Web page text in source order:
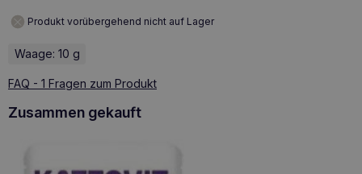
Produkt vorübergehend nicht auf Lager
Waage: 10 g
FAQ - 1 Fragen zum Produkt
Zusammen gekauft